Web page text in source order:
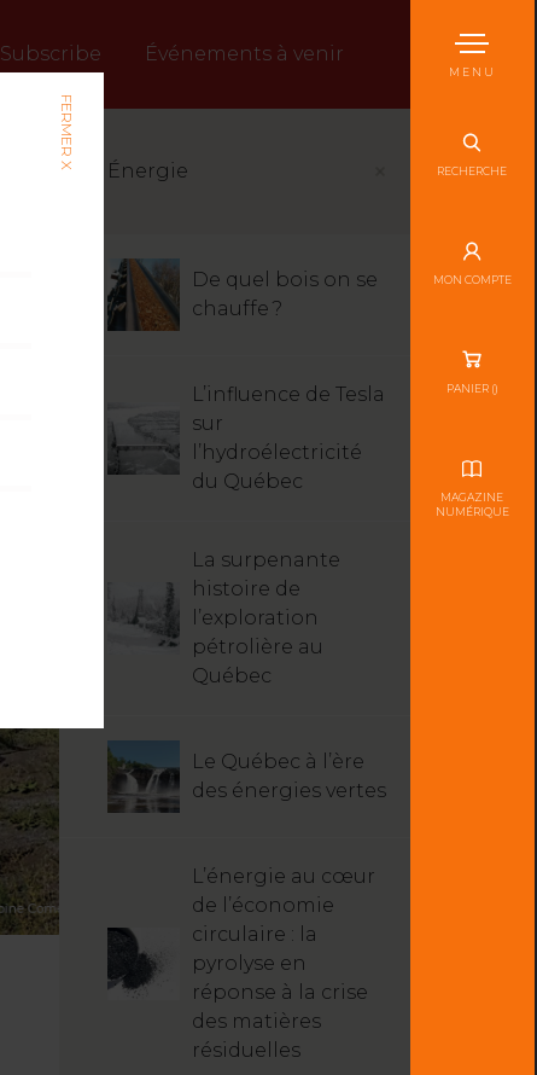
Subscribe Événements à venir
MENU
RECHERCHE
MON COMPTE
PANIER ()
MAGAZINE
NUMÉRIQUE
Énergie
De quel bois on se
chauffe ?
L’influence de Tesla
sur
l’hydroélectricité
du Québec
La surpenante
histoire de
l’exploration
pétrolière au
Québec
Le Québec à l’ère
des énergies vertes
L’énergie au cœur
de l’économie
circulaire : la
pyrolyse en
réponse à la crise
des matières
résiduelles
FERMER X